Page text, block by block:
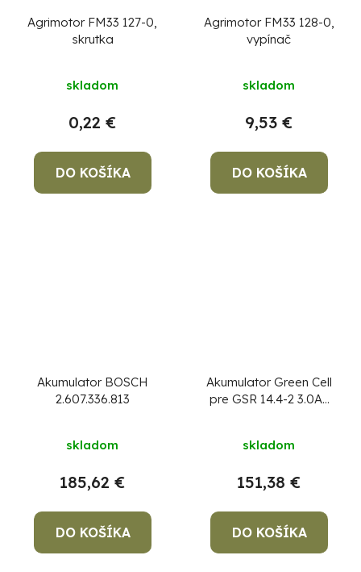
Agrimotor FM33 127-0,
skrutka
skladom
0,22 €
DO KOŠÍKA
Agrimotor FM33 128-0,
vypínač
skladom
9,53 €
DO KOŠÍKA
Akumulator BOSCH
2.607.336.813
skladom
185,62 €
DO KOŠÍKA
Akumulator Green Cell
pre GSR 14.4-2 3.0Ah
skladom
151,38 €
DO KOŠÍKA